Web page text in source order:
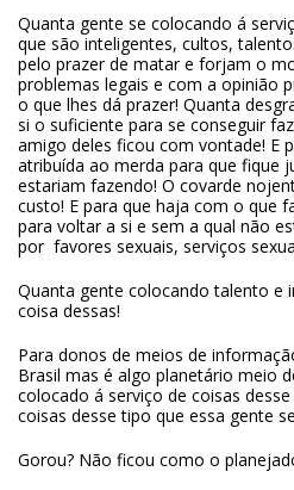
Quanta gente se colocando á
que são inteligentes, cultos,
pelo prazer de matar e forjam o
problemas legais e com a opinião
o que lhes dá prazer! Quanta
si o suficiente para se conseguir
amigo deles ficou com vontade! E
atribuída ao merda para que fique
estariam fazendo! O covarde
custo! E para que haja com o que
para voltar a si e sem a qual não
por favores sexuais, serviços
Quanta gente colocando talento e
coisa dessas!
Para donos de meios de
Brasil mas é algo planetário meio
colocado á serviço de coisas
coisas desse tipo que essa gente
Gorou? Não ficou como o